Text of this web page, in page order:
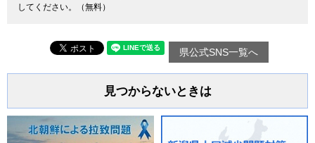
してください。（無料）
県公式SNS一覧へ
見つからないときは